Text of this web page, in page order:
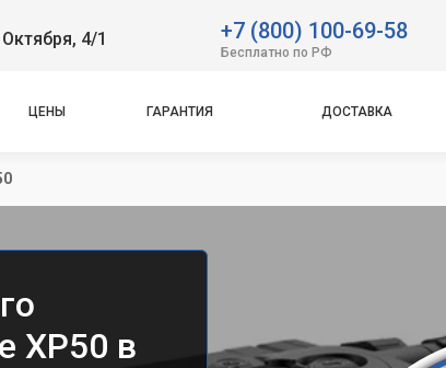
4/1 +7 (800) 100-69-58
Бесплатно по РФ
ЦЕНЫ ГАРАНТИЯ ДОСТАВКА
XP50 в